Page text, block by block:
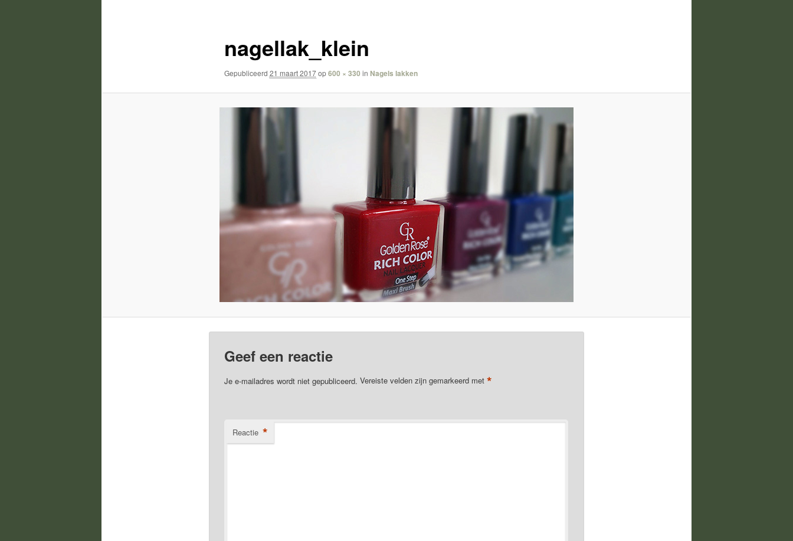
nagellak_klein
Gepubliceerd 21 maart 2017op600 × 330 in Nagels lakken
Geef een reactie
Je e-mailadres wordt niet gepubliceerd. Vereiste velden zijn gemarkeerd met *
Reactie *